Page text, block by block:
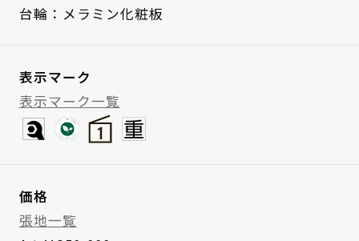
台輪：メラミン化粧板
表示マーク
表示マーク一覧
価格
張地一覧